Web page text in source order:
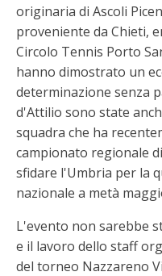
originaria di Ascoli
proveniente da Chieti,
Circolo Tennis Porto
hanno dimostrato un
determinazione senza
d'Attilio sono state
squadra che ha
campionato regionale
sfidare l'Umbria per la
nazionale a metà
L'evento non sarebbe
e il lavoro dello staff
del torneo Nazzareno